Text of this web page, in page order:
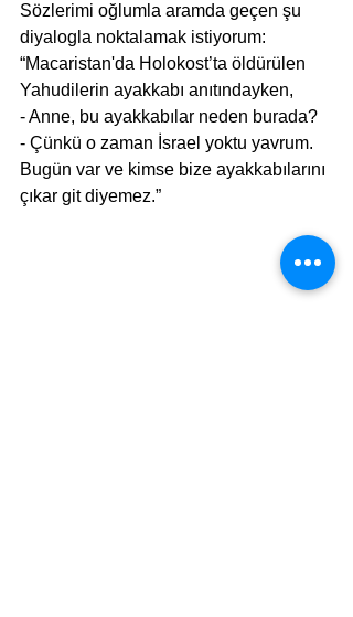
Sözlerimi oğlumla aramda geçen şu
diyalogla noktalamak istiyorum:
“Macaristan'da Holokost’ta öldürülen
Yahudilerin ayakkabı anıtındayken,
- Anne, bu ayakkabılar neden burada?
- Çünkü o zaman İsrael yoktu yavrum.
Bugün var ve kimse bize ayakkabılarını
çıkar git diyemez.”